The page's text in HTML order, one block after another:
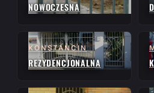
NOWOCZESNA
KONSTANCIN
REZYDENCJONALNA